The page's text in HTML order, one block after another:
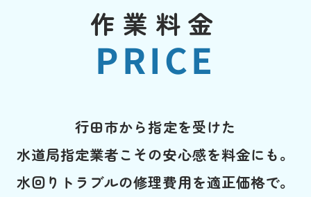
作業料金
PRICE
行田市から指定を受けた
水道局指定業者こその安心感を料金にも。
水回りトラブルの修理費用を適正価格で。